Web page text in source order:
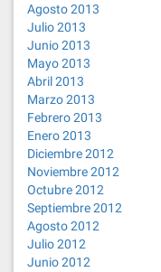
Agosto 2013
Julio 2013
Junio 2013
Mayo 2013
Abril 2013
Marzo 2013
Febrero 2013
Enero 2013
Diciembre 2012
Noviembre 2012
Octubre 2012
Septiembre 2012
Agosto 2012
Julio 2012
Junio 2012